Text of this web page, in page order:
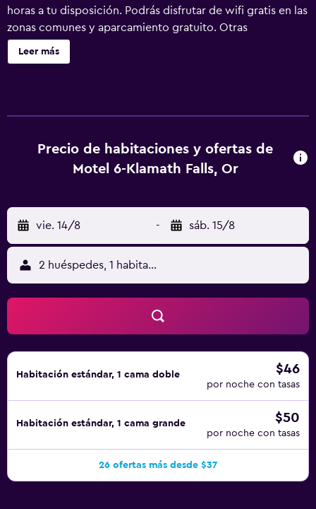
horas a tu disposición. Podrás disfrutar de wifi gratis en las
zonas comunes y aparcamiento gratuito. Otras
instalaciones incluyen una máquina expendedora. Motel 6
Klamath Falls, OR ofrece 62 alojamientos con acceso por
Leer más
Precio de habitaciones y ofertas de
Motel 6-Klamath Falls, Or
vie. 14/8 - sáb. 15/8
2 huéspedes, 1 habitación
Habitación estándar, 1 cama doble $46
por noche con tasas
Habitación estándar, 1 cama grande $50
por noche con tasas
26 ofertas más desde $37